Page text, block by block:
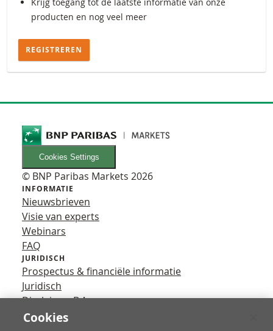
Krijg toegang tot de laatste informatie van onze
producten en nog veel meer
REGISTREREN
Cookies Settings
© BNP Paribas Markets 2026
INFORMATIE
Nieuwsbrieven
Visie van experts
Webinars
FAQ
JURIDISCH
Prospectus & financiële informatie
Juridisch
Disclaimer B.A.
Privacy
Cookies